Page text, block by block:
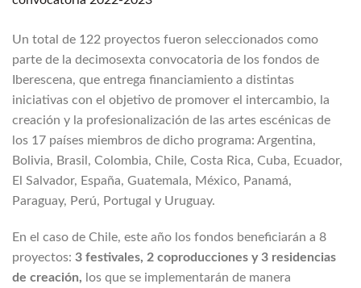
Un total de 122 proyectos fueron seleccionados como
parte de la decimosexta convocatoria de los fondos de
Iberescena, que entrega financiamiento a distintas
iniciativas con el objetivo de promover el intercambio, la
creación y la profesionalización de las artes escénicas de
los 17 países miembros de dicho programa: Argentina,
Bolivia, Brasil, Colombia, Chile, Costa Rica, Cuba, Ecuador,
El Salvador, España, Guatemala, México, Panamá,
Paraguay, Perú, Portugal y Uruguay.
En el caso de Chile, este año los fondos beneficiarán a 8
proyectos: 3 festivales, 2 coproducciones y 3 residencias
de creación, los que se implementarán de manera